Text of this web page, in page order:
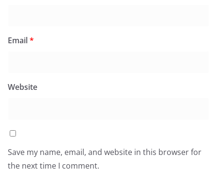
Email*
Website
Save my name, email, and website in this browser for
the next time I comment.